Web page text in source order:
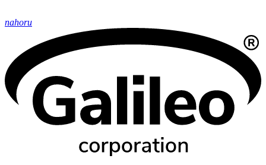
nahoru